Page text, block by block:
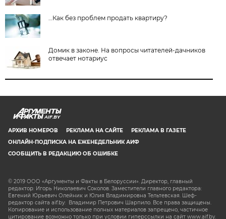
…Как без проблем продать квартиру?
Домик в законе. На вопросы читателей-дачников
отвечает нотариус
AIF.BY
АРХИВ НОМЕРОВ РЕКЛАМА НА САЙТЕ
РЕКЛАМА В ГАЗЕТЕ
ОНЛАЙН-ПОДПИСКА НА ЕЖЕНЕДЕЛЬНИК АИФ
СООБЩИТЬ В РЕДАКЦИЮ ОБ ОШИБКЕ
© 2019 ООО «Аргументы и Факты в Белоруссии». Директор, главный
редактор: Игорь Николаевич Соколов. Заместители главного редактора:
Евгений Юрьевич Олейник и Юлия Владимировна Тельтевская. Шеф-
редактор сайта aif.by: Владимир Петрович Шарпило. Все права защищены.
Копирование и использование полных материалов запрещено, частичное
цитирование возможно только при условии гиперссылки на сайт www.aif.by.